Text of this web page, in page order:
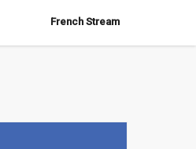
French Stream